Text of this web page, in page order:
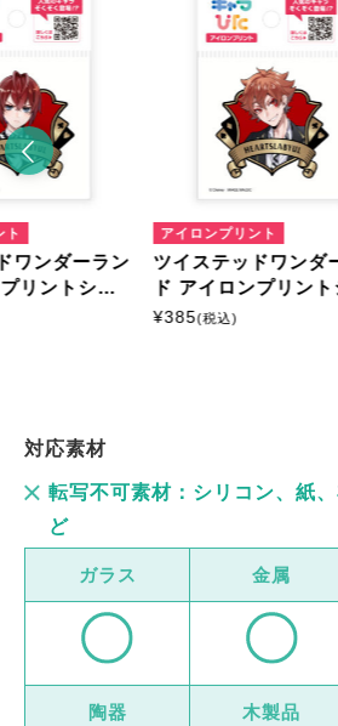
ト
ワンダーラン
リントシー
アイロンプリント
ツイステッドワンダ
ド アイロンプリント
ト ミニサイズ
¥385(税込)
対応素材
転写不可素材：シリコン、紙
ど
ガラス 金属
陶器 木製品